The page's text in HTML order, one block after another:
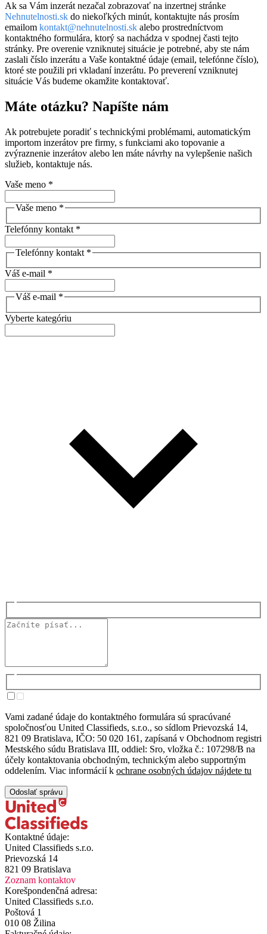
Ak sa Vám inzerát nezačal zobrazovať na inzertnej stránke
Nehnutelnosti.sk do niekoľkých minút, kontaktujte nás prosím
emailom kontakt@nehnutelnosti.sk alebo prostredníctvom
kontaktného formulára, ktorý sa nachádza v spodnej časti tejto
stránky. Pre overenie vzniknutej situácie je potrebné, aby ste nám
zaslali číslo inzerátu a Vaše kontaktné údaje (email, telefónne číslo),
ktoré ste použili pri vkladaní inzerátu. Po preverení vzniknutej
situácie Vás budeme okamžite kontaktovať.
Máte otázku? Napíšte nám
Ak potrebujete poradiť s technickými problémami, automatickým
importom inzerátov pre firmy, s funkciami ako topovanie a
zvýraznenie inzerátov alebo len máte návrhy na vylepšenie našich
služieb, kontaktuje nás.
Vaše meno *
Vaše meno *
Telefónny kontakt *
Telefónny kontakt *
Váš e-mail *
Váš e-mail *
Vyberte kategóriu
Vami zadané údaje do kontaktného formulára sú spracúvané
spoločnosťou United Classifieds, s.r.o., so sídlom Prievozská 14,
821 09 Bratislava, IČO: 50 020 161, zapísaná v Obchodnom registri
Mestského súdu Bratislava III, oddiel: Sro, vložka č.: 107298/B na
účely kontaktovania obchodným, technickým alebo supportným
oddelením. Viac informácií k ochrane osobných údajov nájdete tu
Odoslať správu
Kontaktné údaje:
United Classifieds s.r.o.
Prievozská 14
821 09 Bratislava
Zoznam kontaktov
Korešpondenčná adresa:
United Classifieds s.r.o.
Poštová 1
010 08 Žilina